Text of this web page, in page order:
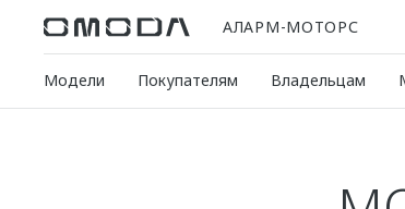
АЛАРМ-МОТОРС
Модели Покупателям Владельцам